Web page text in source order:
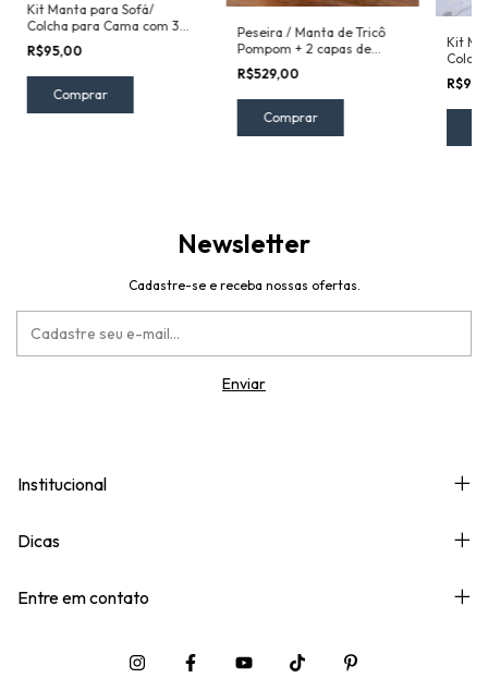
Kit Manta para Sofá/
Colcha para Cama com 3
Capas de Almofadas Cru
com Preto
R$95,00
Peseira / Manta de Tricô
Pompom + 2 capas de
almofadas Lisa Azul
R$529,00
Kit
Newsletter
Cadastre-se e receba nossas ofertas.
Institucional
Dicas
Entre em contato